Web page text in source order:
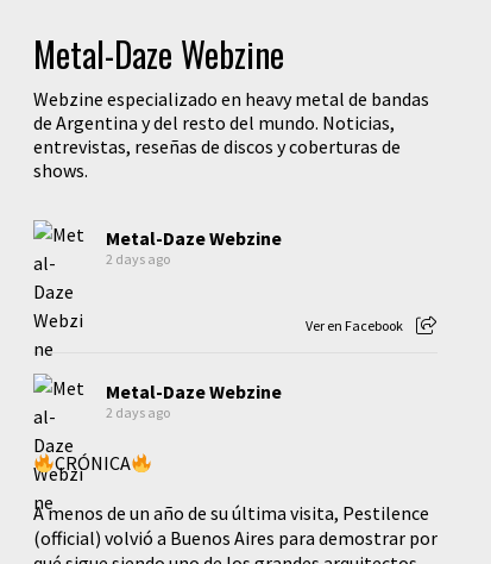
Metal-Daze Webzine
Webzine especializado en heavy metal de bandas
de Argentina y del resto del mundo. Noticias,
entrevistas, reseñas de discos y coberturas de
shows.
Metal-Daze Webzine
2 days ago
Ver en Facebook
Metal-Daze Webzine
2 days ago
CRÓNICA
A menos de un año de su última visita, Pestilence
(official) volvió a Buenos Aires para demostrar por